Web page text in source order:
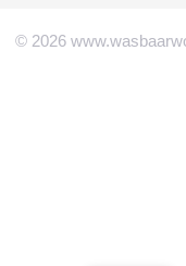
© 2026